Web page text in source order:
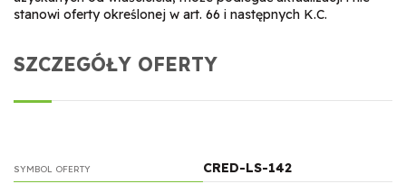
stanowi oferty określonej w art. 66 i następnych K.C.
SZCZEGÓŁY OFERTY
SYMBOL OFERTY CRED-LS-142